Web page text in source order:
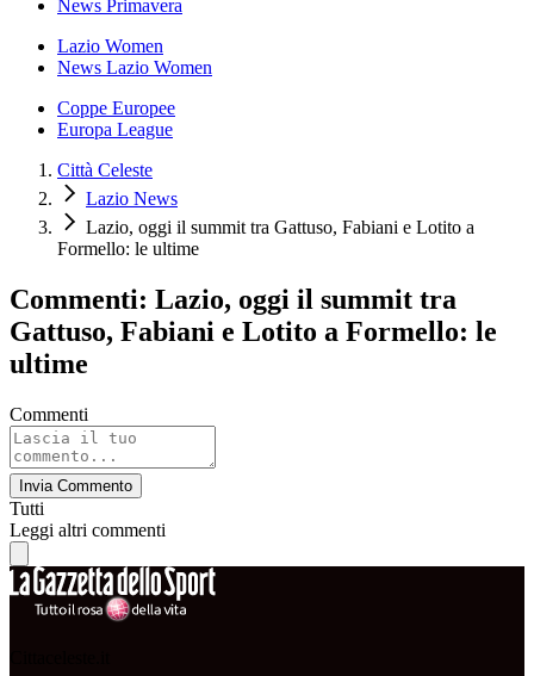
News Primavera
Lazio Women
News Lazio Women
Coppe Europee
Europa League
Città Celeste
Lazio News
Lazio, oggi il summit tra Gattuso, Fabiani e Lotito a
Formello: le ultime
Commenti: Lazio, oggi il summit tra
Gattuso, Fabiani e Lotito a Formello: le
ultime
Commenti
Invia Commento
Tutti
Leggi altri commenti